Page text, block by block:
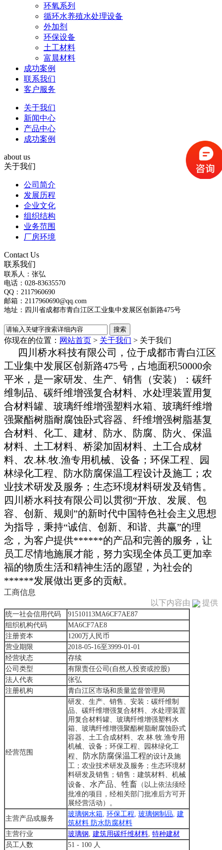
环氧系列
循环水养殖水处理设备
外加剂
环保设备
土工材料
富晨材料
成功案例
联系我们
客户服务
关于我们
新闻中心
产品中心
成功案例
about us
关于我们
公司简介
发展历程
企业文化
组织结构
业务范围
厂房环境
Contact Us
联系我们
联系人：张弘
电话：028-83635570
QQ：2117960690
邮箱：2117960690@qq.com
地址：四川省成都市青白江区工业集中发展区创新路475号
你现在的位置： 网站首页 > 关于我们 > 关于我们
四川桥水科技有限公司，位于成都市青白江区
工业集中发展区创新路475号，占地面积50000余
平米，是一家研发、生产、销售（安装）：碳纤
维制品、碳纤维增强复合材料、水处理装置用复
合材料罐、玻璃纤维增强塑料水箱、玻璃纤维增
强聚酯树脂耐腐蚀卧式容器、纤维增强树脂基复
合材料、化工、建材、防水、防腐、防火、保温
材料、土工材料、桥梁加固材料、土工合成材
料、农.林.牧.渔专用机械、设备；环保工程、园
林绿化工程、防水防腐保温工程设计及施工；农
业技术研发及服务；生态环境材料研发及销售。
四川桥水科技有限公司以贯彻“开放、发展、包
容、创新、规则”的新时代中国特色社会主义思想
为指导，秉持“诚信、创新、和谐、共赢”的理
念，为客户提供******的产品和完善的服务，让
员工尽情地施展才能，努力实现全体员工更加幸
福的物质生活和精神生活的愿望，为社会的
******发展做出更多的贡献。
工商信息
以下内容由
提供
统一社会信用代码
91510113MA6CF7AE87
组织机构代码
MA6CF7AE8
注册资本
1200万人民币
营业期限
2018-05-16至3999-01-01
经营状态
存续
公司类型
有限责任公司(自然人投资或控股)
法人代表
张弘
注册机构
青白江区市场和质量监督管理局
经营范围
研发、生产、销售、安装：碳纤维制
品、碳纤维增强复合材料、水处理装置
用复合材料罐、玻璃纤维增强塑料水
箱、玻璃纤维增强聚酯树脂耐腐蚀卧式
容器、土工合成材料、农.林.牧.渔专用
机械、设备；环保工程、园林绿化工
程
、防水防腐保温工程的设计及施
工；农业技术研发及服务；生态环境材
料研发及销售；销售：建筑材料、机械
设备
、水产品、牲畜 （以上依法须经
批准的项目，经相关部门批准后方可开
展经营活动）。
主营产品或服务
玻璃钢水箱, 环保工程, 玻璃钢制品, 建
筑材料 防水防腐材料
主营行业
玻璃钢 , 建筑用碳纤维材料, 特种建材
员工人数
51 - 100 人